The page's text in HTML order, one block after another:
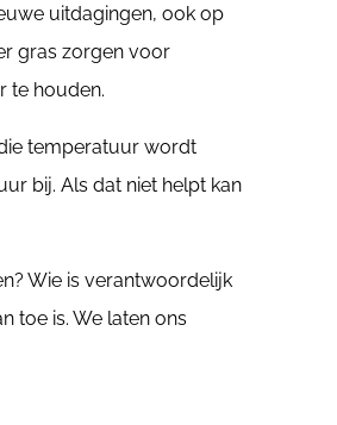
uitdagingen, ook op
gras zorgen voor
te houden.
temperatuur wordt
bij. Als dat niet helpt kan
Wie is verantwoordelijk
toe is. We laten ons